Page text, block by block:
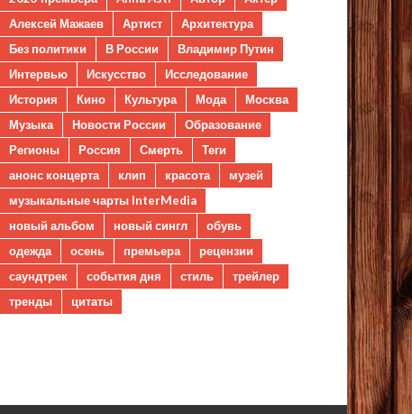
Алексей Мажаев
Артист
Архитектура
Без политики
В России
Владимир Путин
Интервью
Искусство
Исследование
История
Кино Культура Мода
Москва
Музыка
Новости России
Образование
Регионы
Россия Смерть
Теги
анонс концерта
клип красота
музей
музыкальные чарты InterMedia
новый альбом
новый сингл
обувь
одежда
осень премьера
рецензии
саундтрек
события дня стиль
трейлер
тренды
цитаты